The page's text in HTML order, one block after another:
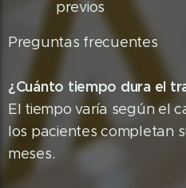
previos
Preguntas frecuentes
¿Cuánto tiempo dura el
El tiempo varía según el
los pacientes completan
meses.